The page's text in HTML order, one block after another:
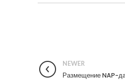
NEWER
Размещение NAP-